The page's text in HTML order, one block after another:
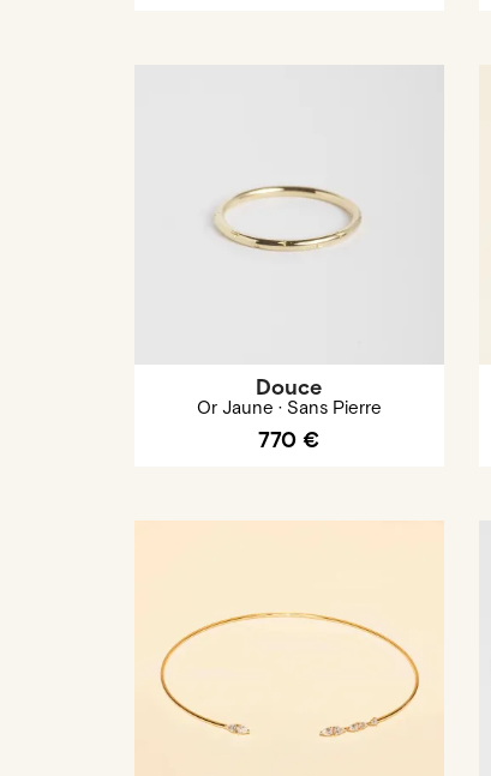
Douce
Or Jaune · Sans Pierre
770 €